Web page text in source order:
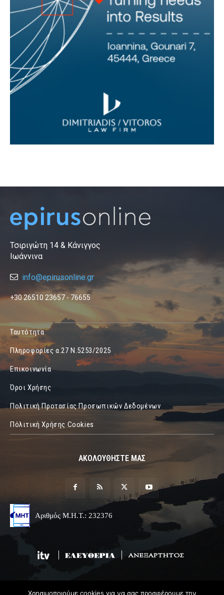
Τσιριγώτη 14 & Κάνιγγος
Ιωάννινα
info@epirusonline.gr
+30 26510 23657 - 76655
Ταυτότητα
Πληροφορίες α.27 Ν.5253/2025
Επικοινωνία
Όροι Χρήσης
Πολιτική Προτασίας Προσωπικών Δεδομένων
Πόλιτική Χρήσης Cookies
ΑΚΟΛΟΥΘΗΣΤΕ ΜΑΣ
Αριθμός Μ.Η.Τ.: 232376
Χρησιμοποιούμε cookies για να σας προσφέρουμε την